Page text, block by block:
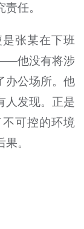
任。
张某在下班
他没有将涉
办公场所。他
人发现。正是
可控的环境
。